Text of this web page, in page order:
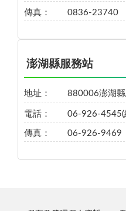
傳真： 0836-23740
澎湖縣服務站
地址： 880006澎湖
電話： 06-926-4545(
傳真： 06-926-9469